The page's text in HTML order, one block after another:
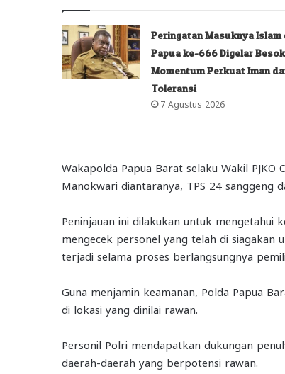
Peringatan Masuknya Islam
Papua ke-666 Digelar
Momentum Perkuat Iman
Toleransi
7 Agustus 2026
Wakapolda Papua Barat selaku Wakil
Manokwari diantaranya, TPS 24 sanggeng
Peninjauan ini dilakukan untuk mengetahui
mengecek personel yang telah di siagakan
terjadi selama proses berlangsungnya
Guna menjamin keamanan, Polda Papua
di lokasi yang dinilai rawan.
Personil Polri mendapatkan dukungan
daerah-daerah yang berpotensi rawan.